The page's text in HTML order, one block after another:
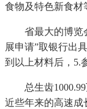
食物及特色新食材
省最大的博览
展申请”取银行出
到以上材料后，5.
总生齿1000.99
近些年来的高速成